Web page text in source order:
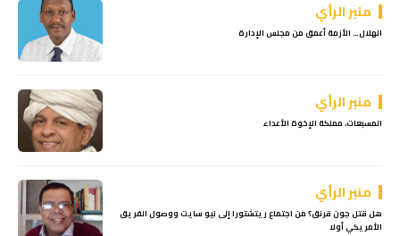
منبر الرأي
الهلال… الأزمة أعمق من مجلس الإدارة
منبر الرأي
المسبعات، مملكة الإخوة الأعداء
منبر الرأي
هل قتل جون قرنق؟ من اجتماع ريتشتورا إلى نيو سايت ووصول الفريق
الأمريكي أولا